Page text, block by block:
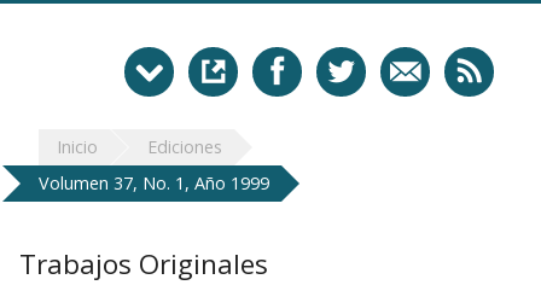
Inicio
Ediciones
Volumen 37, No. 1, Año 1999
Trabajos Originales